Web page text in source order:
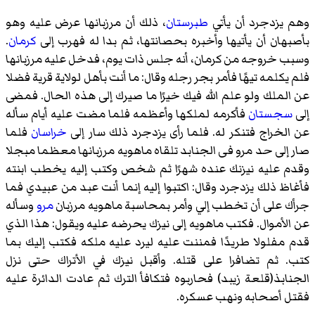
وهم يزدجرد أن يأتي طبرستان، ذلك أن مرزبانها عرض عليه وهو
بأصبهان أن يأتيها وأخبره بحصانتها، ثم بدا له فهرب إلى كرمان.
وسبب خروجه من كرمان، أنه جلس ذات يوم، فدخل عليه مرزبانها
فلم يكلمه تيهًا فأمر بجر رجله وقال: ما أنت بأهل لولاية قرية فضلا
عن الملك ولو علم الله فيك خيرًا ما صيرك إلى هذه الحال. فمضى
إلىسجستان فأكرمه لملكها وأعظمه فلما مضت عليه أيام سأله
عن الخراج فتنكر له. فلما رأى یزدجرد ذلك سار إلى خراسان فلما
صار إلى حد مرو فی الجنابد تلقاه ماهويه مرزبانها معظما مبجلا
وقدم عليه نيزنك عنده شهرًا ثم شخص وكتب إليه يخطب ابنته
فأغاظ ذلك يزدجرد وقال: اكتبوا إليه إنما أنت عبد من عبيدي فما
جرأك على أن تخطب إلي وأمر بمحاسبة ماهويه مرزبانمرو وسأله
عن الأموال. فكتب ماهويه إلى نيزك يحرضه عليه ويقول: هذا الذي
قدم مفلولا طريدًا فمننت عليه ليرد عليه ملكه فكتب إليك بما
كتب. ثم تضافرا على قتله. وأقبل نيزك في الأتراك حتى نزل
الجنابذ(قلعة زیبد) فحاربوه فتكافأ الترك ثم عادت الدائرة عليه
فقتل أصحابه ونهب عسكره.